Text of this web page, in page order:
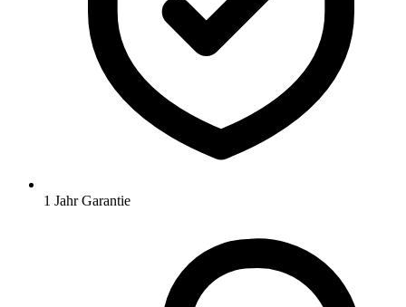
1 Jahr Garantie